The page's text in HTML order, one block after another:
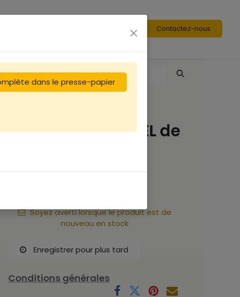
Contactez-nous
100 Etiquettes MIEL de
8,33€
Soyez averti lorsque le produit est de
nouveau en stock
Enregistrer pour plus tard
Conditions générales
dans le presse-papier